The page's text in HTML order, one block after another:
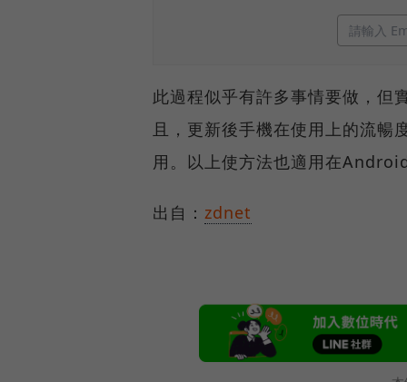
此過程似乎有許多事情要做，但
且，更新後手機在使用上的流暢
用。以上使方法也適用在
出自： zdnet